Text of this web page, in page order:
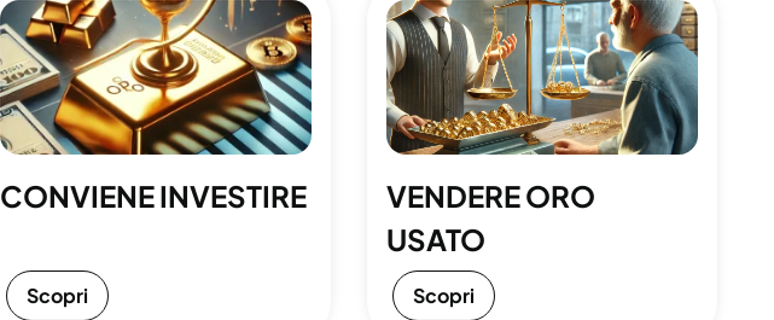
CONVIENE INVESTIRE
Scopri
VENDERE ORO
USATO
Scopri